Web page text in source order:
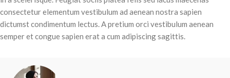
consectetur elementum vestibulum ad aenean nostra sapien
dictumst condimentum lectus. A pretium orci vestibulum aenean
semper et congue sapien erat a cum adipiscing sagittis.